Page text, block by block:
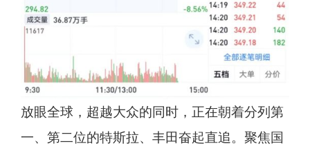
放眼全球，超越大众的同时，正在朝着分列第
一、第二位的特斯拉、丰田奋起直追。聚焦国